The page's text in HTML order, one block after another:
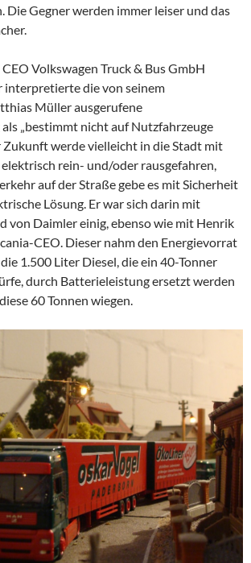
Die Gegner werden immer leiser und das
Volkswagen Truck & Bus GmbH
interpretierte die von seinem
Müller ausgerufene
„bestimmt nicht auf Nutzfahrzeuge
Zukunft werde vielleicht in die Stadt mit
rein- und/oder rausgefahren,
auf der Straße gebe es mit Sicherheit
Lösung. Er war sich darin mit
von Daimler einig, ebenso wie mit Henrik
CEO. Dieser nahm den Energievorrat
1.500 Liter Diesel, die ein 40-Tonner
durch Batterieleistung ersetzt werden
60 Tonnen wiegen.